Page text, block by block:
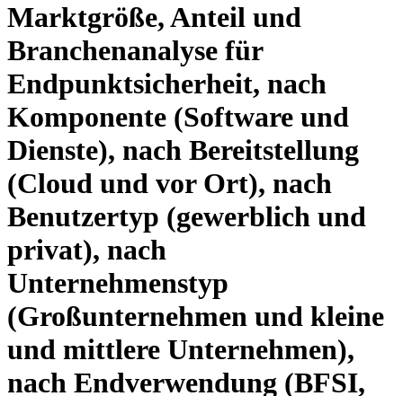
Marktgröße, Anteil und
Branchenanalyse für
Endpunktsicherheit, nach
Komponente (Software und
Dienste), nach Bereitstellung
(Cloud und vor Ort), nach
Benutzertyp (gewerblich und
privat), nach
Unternehmenstyp
(Großunternehmen und kleine
und mittlere Unternehmen),
nach Endverwendung (BFSI,